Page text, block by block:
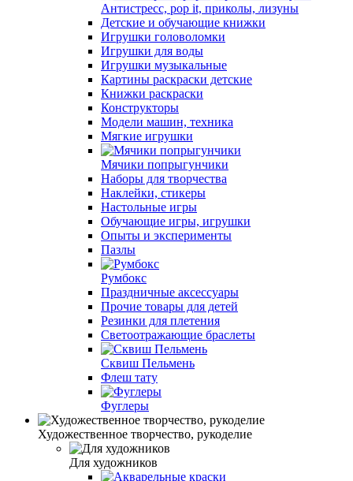
Антистресс, pop it, приколы, лизуны
Детские и обучающие книжки
Игрушки головоломки
Игрушки для воды
Игрушки музыкальные
Картины раскраски детские
Книжки раскраски
Конструкторы
Модели машин, техника
Мягкие игрушки
Мячики попрыгунчики
Наборы для творчества
Наклейки, стикеры
Настольные игры
Обучающие игры, игрушки
Опыты и эксперименты
Пазлы
Румбокс
Праздничные аксессуары
Прочие товары для детей
Резинки для плетения
Светоотражающие браслеты
Сквиш Пельмень
Флеш тату
Фуглеры
Художественное творчество, рукоделие
Для художников